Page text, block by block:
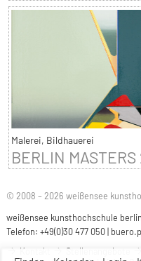
Malerei, Bildhauerei
BERLIN MASTERS
© 2008 – 2026 weißensee
weißensee kunsthochschule
Telefon: +49(0)30 477 050 |
Kontakt
Stellenangebote